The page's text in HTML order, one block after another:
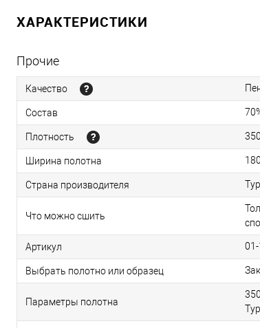
ХАРАКТЕРИСТИКИ
Прочие
Качество
Состав
Плотность 350
Ширина полотна 180
Страна производителя
Что можно сшить
Артикул
Выбрать полотно или образец
Параметры полотна